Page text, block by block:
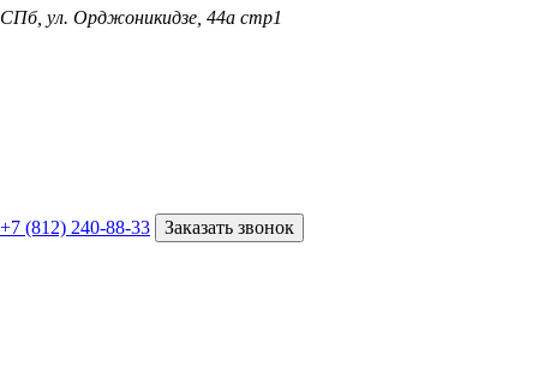
СПб, ул. Орджоникидзе, 44а стр1
+7 (812) 240-88-33 Заказать звонок